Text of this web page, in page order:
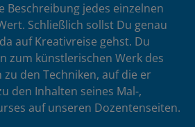
Beschreibung jedes einzelnen
Schließlich sollst Du genau
auf Kreativreise gehst. Du
zum künstlerischen Werk des
den Techniken, auf die er
den Inhalten seines Mal-,
auf unseren Dozentenseiten.